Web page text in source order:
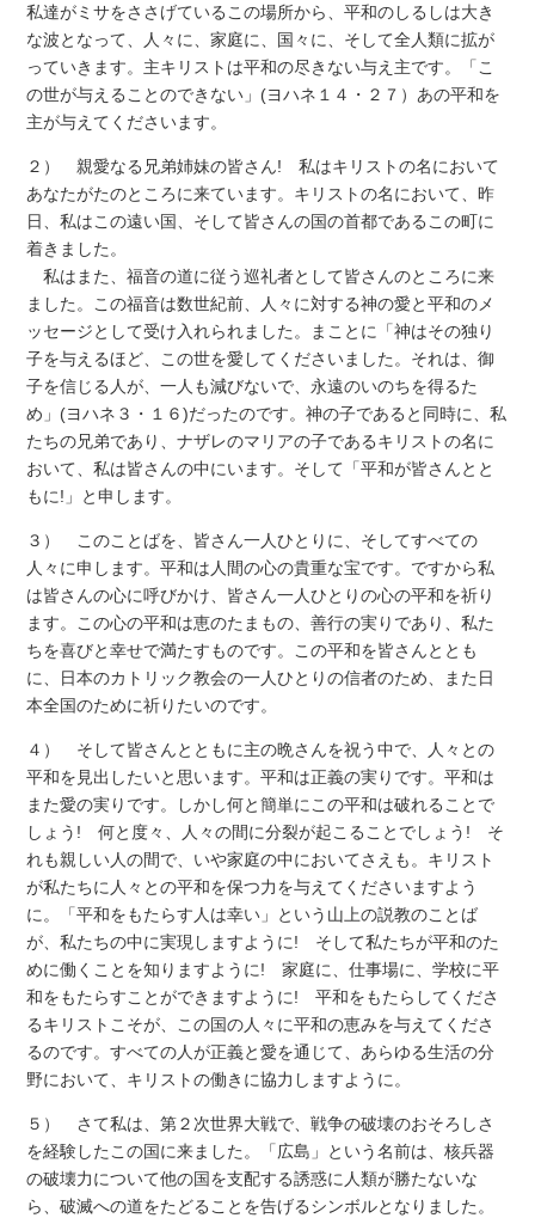
私達がミサをささげているこの場所から、平和のしるしは大き
な波となって、人々に、家庭に、国々に、そして全人類に拡が
っていきます。主キリストは平和の尽きない与え主です。「こ
の世が与えることのできない」(ヨハネ１４・２７）あの平和を
主が与えてくださいます。
２） 親愛なる兄弟姉妹の皆さん! 私はキリストの名において
あなたがたのところに来ています。キリストの名において、昨
日、私はこの遠い国、そして皆さんの国の首都であるこの町に
着きました。
私はまた、福音の道に従う巡礼者として皆さんのところに来
ました。この福音は数世紀前、人々に対する神の愛と平和のメ
ッセージとして受け入れられました。まことに「神はその独り
子を与えるほど、この世を愛してくださいました。それは、御
子を信じる人が、一人も減びないで、永遠のいのちを得るた
め」(ヨハネ３・１６)だったのです。神の子であると同時に、私
たちの兄弟であり、ナザレのマリアの子であるキリストの名に
おいて、私は皆さんの中にいます。そして「平和が皆さんとと
もに!」と申します。
３） このことばを、皆さん一人ひとりに、そしてすべての
人々に申します。平和は人間の心の貴重な宝です。ですから私
は皆さんの心に呼びかけ、皆さん一人ひとりの心の平和を祈り
ます。この心の平和は恵のたまもの、善行の実りであり、私た
ちを喜びと幸せで満たすものです。この平和を皆さんととも
に、日本のカトリック教会の一人ひとりの信者のため、また日
本全国のために祈りたいのです。
４） そして皆さんとともに主の晩さんを祝う中で、人々との
平和を見出したいと思います。平和は正義の実りです。平和は
また愛の実りです。しかし何と簡単にこの平和は破れることで
しょう! 何と度々、人々の間に分裂が起こることでしょう! そ
れも親しい人の間で、いや家庭の中においてさえも。キリスト
が私たちに人々との平和を保つ力を与えてくださいますよう
に。「平和をもたらす人は幸い」という山上の説教のことば
が、私たちの中に実現しますように! そして私たちが平和のた
めに働くことを知りますように! 家庭に、仕事場に、学校に平
和をもたらすことができますように! 平和をもたらしてくださ
るキリストこそが、この国の人々に平和の恵みを与えてくださ
るのです。すべての人が正義と愛を通じて、あらゆる生活の分
野において、キリストの働きに協力しますように。
５） さて私は、第２次世界大戦で、戦争の破壊のおそろしさ
を経験したこの国に来ました。「広島」という名前は、核兵器
の破壊力について他の国を支配する誘惑に人類が勝たないな
ら、破滅への道をたどることを告げるシンボルとなりました。